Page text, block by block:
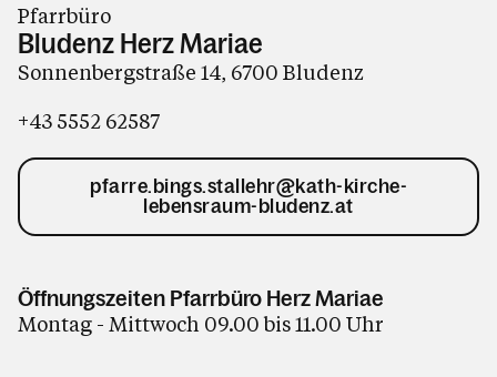
Pfarrbüro
Bludenz Herz Mariae
Sonnenbergstraße 14, 6700 Bludenz
+43 5552 62587
pfarre.bings.stallehr@kath-kirche-
lebensraum-bludenz.at
Öffnungszeiten Pfarrbüro Herz Mariae
Montag - Mittwoch 09.00 bis 11.00 Uhr